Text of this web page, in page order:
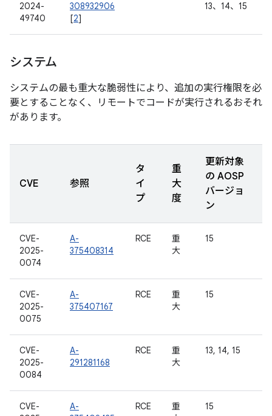
2024-
49740
308932906
[2]
13、14、15
システム
システムの最も重大な脆弱性により、追加の実行権限を必
要とすることなく、リモートでコードが実行されるおそれ
があります。
CVE 参照
タ
イ
プ
重
大
度
更新対象
の AOSP
バージョ
ン
CVE-
2025-
0074
A-
375408314
RCE
重
大
15
CVE-
2025-
0075
A-
375407167
RCE
重
大
15
CVE-
2025-
0084
A-
291281168
RCE
重
大
13, 14, 15
CVE-
A-
RCE
重
15